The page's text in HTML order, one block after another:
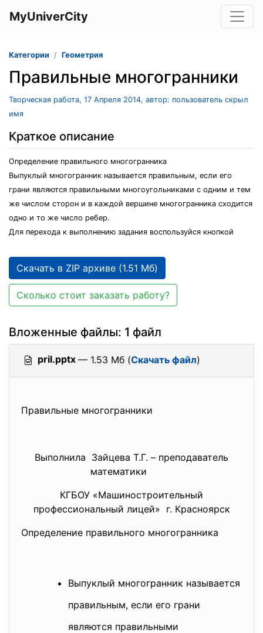
MyUniverCity
Категории Геометрия
Правильные многогранники
Творческая работа, 17 Апреля 2014, автор: пользователь скрыл
имя
Краткое описание
Определение правильного многогранника
Выпуклый многогранник называется правильным, если его
грани являются правильными многоугольниками с одним и тем
же числом сторон и в каждой вершине многогранника сходится
одно и то же число ребер.
Для перехода к выполнению задания воспользуйся кнопкой
Скачать в ZIP архиве (1.51 Мб)
Сколько стоит заказать работу?
Вложенные файлы: 1 файл
pril.pptx — 1.53 Мб (Скачать файл)
Правильные многогранники
Выполнила Зайцева Т.Г. – преподаватель
математики
КГБОУ «Машиностроительный
профессиональный лицей» г. Красноярск
Определение правильного многогранника
Выпуклый многогранник называется
правильным, если его грани
являются правильными